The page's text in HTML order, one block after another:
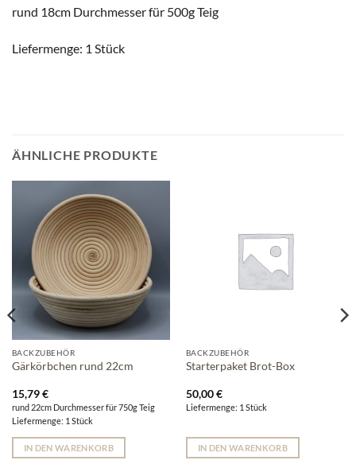
rund 18cm Durchmesser für 500g Teig
Liefermenge: 1 Stück
ÄHNLICHE PRODUKTE
BACKZUBEHÖR
Gärkörbchen rund 22cm
15,79€
rund 22cm Durchmesser für 750g Teig
Liefermenge: 1 Stück
IN DEN WARENKORB
BACKZUBEHÖR
Starterpaket Brot-Box
50,00€
Liefermenge: 1 Stück
IN DEN WARENKORB